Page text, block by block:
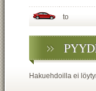
to
Hakuehdoilla ei